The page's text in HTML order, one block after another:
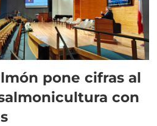
pone cifras al
con